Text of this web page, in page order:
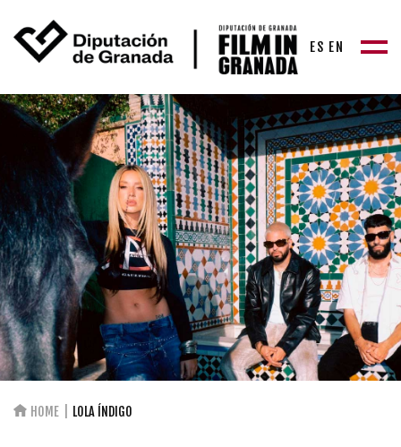
ES EN
HOME LOLA ÍNDIGO